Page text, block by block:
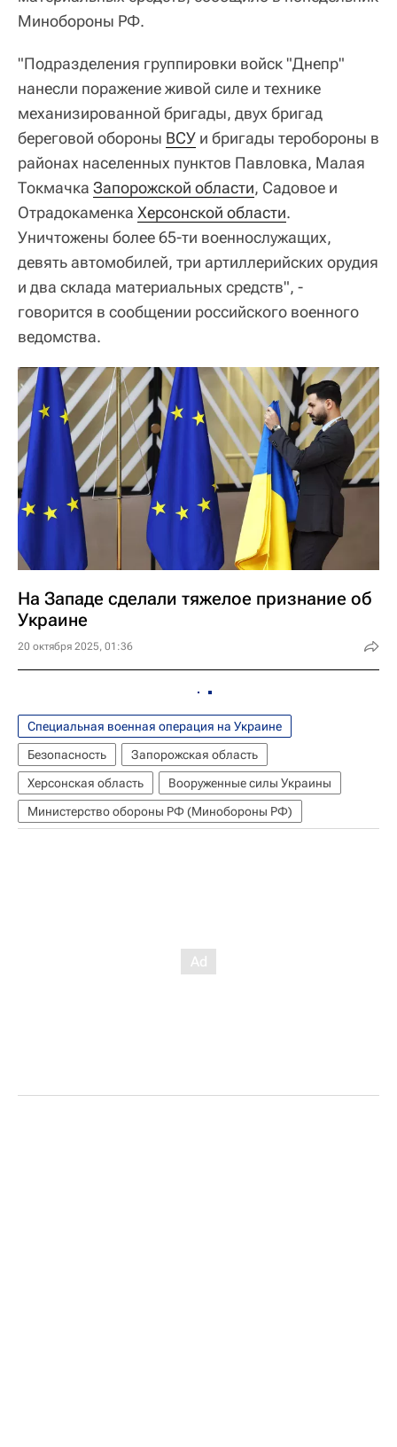
Минобороны РФ.
"Подразделения группировки войск "Днепр"
нанесли поражение живой силе и технике
механизированной бригады, двух бригад
береговой обороны ВСУ и бригады теробороны в
районах населенных пунктов Павловка, Малая
Токмачка Запорожской области, Садовое и
Отрадокаменка Херсонской области.
Уничтожены более 65-ти военнослужащих,
девять автомобилей, три артиллерийских орудия
и два склада материальных средств", -
говорится в сообщении российского военного
ведомства.
На Западе сделали тяжелое признание об
Украине
20 октября 2025, 01:36
Специальная военная операция на Украине
Безопасность
Запорожская область
Херсонская область
Вооруженные силы Украины
Министерство обороны РФ (Минобороны РФ)